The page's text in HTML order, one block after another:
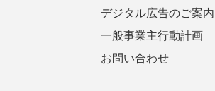
デジタル広告のご案内
一般事業主行動計画
お問い合わせ